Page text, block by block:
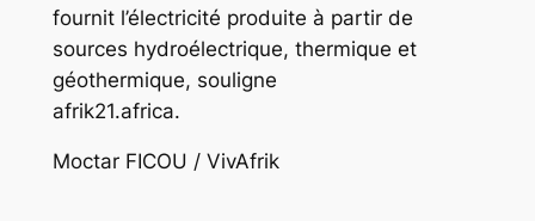
fournit l’électricité produite à partir de
sources hydroélectrique, thermique et
géothermique, souligne
afrik21.africa.
Moctar FICOU / VivAfrik